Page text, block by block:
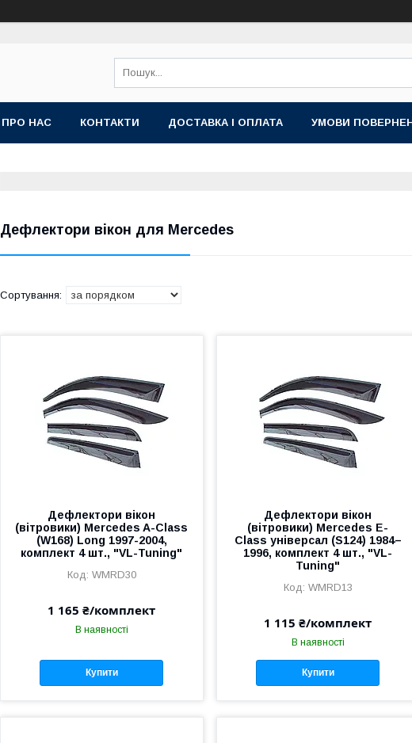
ПРО НАС КОНТАКТИ ДОСТАВКА І ОПЛАТА УМОВИ
Дефлектори вікон для Mercedes
Дефлектори вікон
(вітровики) Mercedes A-Class
(W168) Long 1997-2004,
комплект 4 шт., "VL-Tuning"
WMRD30
1 165 ₴/комплект
В наявності
Купити
Дефлектори вікон
(вітровики) Mercedes E-
Class універсал (S124) 1984–
1996, комплект 4 шт., "VL-
Tuning"
WMRD13
1 115 ₴/комплект
В наявності
Купити